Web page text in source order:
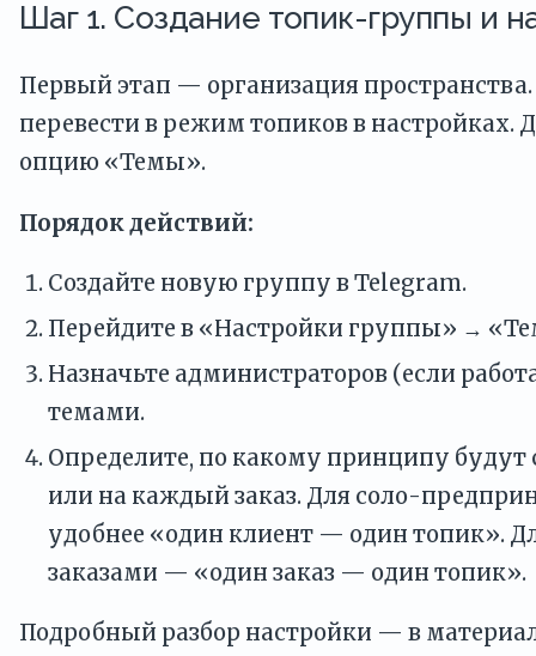
Шаг 1. Создание топик-группы и
Первый этап — организация
перевести в режим топиков в
опцию «Темы».
Порядок действий:
Создайте новую группу в Telegram.
Перейдите в «Настройки группы» →
Назначьте администраторов (если
темами.
Определите, по какому принципу будут
или на каждый заказ. Для соло-
удобнее «один клиент — один топик».
заказами — «один заказ — один топик».
Подробный разбор настройки — в